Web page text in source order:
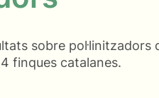
sobre pol·linitzadors
finques catalanes.